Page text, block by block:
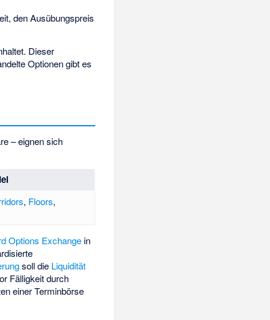
den Ausübungspreis
Dieser
Optionen gibt es
– eignen sich
, Floors,
Options Exchange in
soll die Liquidität
Fälligkeit durch
einer Terminbörse